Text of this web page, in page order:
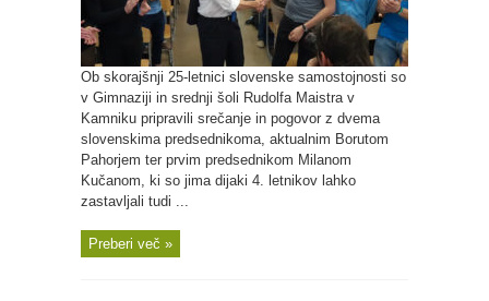
Ob skorajšnji 25-letnici slovenske samostojnosti so
v Gimnaziji in srednji šoli Rudolfa Maistra v
Kamniku pripravili srečanje in pogovor z dvema
slovenskima predsednikoma, aktualnim Borutom
Pahorjem ter prvim predsednikom Milanom
Kučanom, ki so jima dijaki 4. letnikov lahko
zastavljali tudi ...
Preberi več »